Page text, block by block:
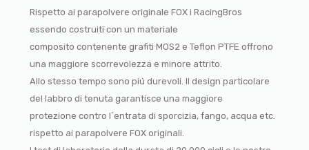
Rispetto ai parapolvere originale FOX i RacingBros
essendo costruiti con un materiale
composito contenente grafiti MOS2 e Teflon PTFE offrono
una maggiore scorrevolezza e minore attrito.
Allo stesso tempo sono piú durevoli. Il design particolare
del labbro di tenuta garantisce una maggiore
protezione contro l´entrata di sporcizia, fango, acqua etc.
rispetto ai parapolvere FOX originali.